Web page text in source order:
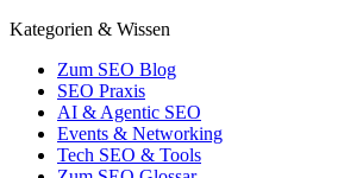
Kategorien & Wissen
Zum SEO Blog
SEO Praxis
AI & Agentic SEO
Events & Networking
Tech SEO & Tools